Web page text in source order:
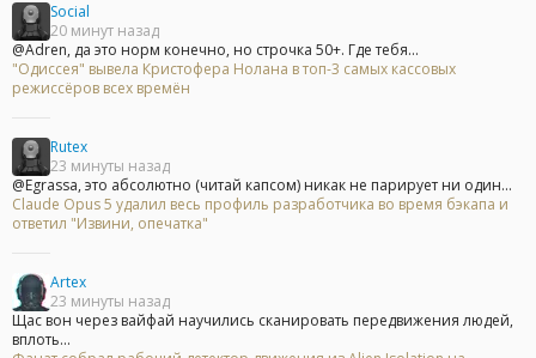
Social
20 минут назад
@Adren, да это норм конечно, но строчка 50+. Где тебя...
"Одиссея" вывела Кристофера Нолана в топ-3 самых кассовых
режиссёров всех времён
Rutex
23 минуты назад
@Egrassa, это абсолютно (читай капсом) никак не парирует ни один...
Claude Opus 5 удалил весь профиль разработчика во время бэкапа и
ответил "Извини, опечатка"
Artex
23 минуты назад
Щас вон через вайфай научились сканировать передвижения людей,
вплоть...